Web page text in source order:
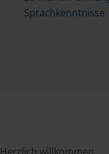
Sprachkenntnisse